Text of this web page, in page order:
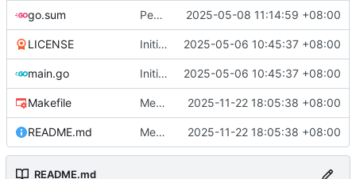
go.sum Реализовано кеширование проверенных плейлистов, при включенном кеше -r теперь не учитывает только некешированные из ini-файла 2025-05-08 11:14:59 +08:00
LICENSE Initial commit 2025-05-06 10:45:37 +08:00
main.go Initial commit 2025-05-06 10:45:37 +08:00
Makefile Мелочи по сборке и README 2025-11-22 18:05:38 +08:00
README.md Мелочи по сборке и README 2025-11-22 18:05:38 +08:00
README.md